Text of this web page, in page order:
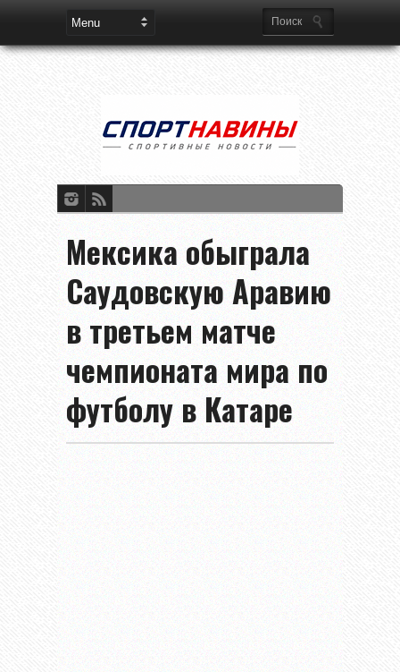
Мексика обыграла
Саудовскую Аравию
в третьем матче
чемпионата мира по
футболу в Катаре